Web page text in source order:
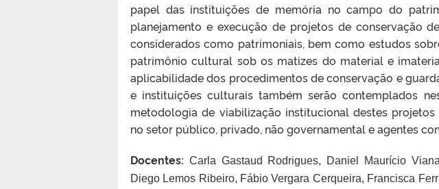
papel das instituições de memória no campo do
planejamento e execução de projetos de conservação
considerados como patrimoniais, bem como estudos
patrimônio cultural sob os matizes do material e
aplicabilidade dos procedimentos de conservação e
e instituições culturais também serão contemplados
metodologia de viabilização institucional destes
no setor público, privado, não governamental e agentes
Docentes: Carla Gastaud Rodrigues, Daniel Maurício
Diego Lemos Ribeiro, Fábio Vergara Cerqueira, Francisca